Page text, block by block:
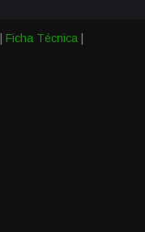
Ficha Técnica